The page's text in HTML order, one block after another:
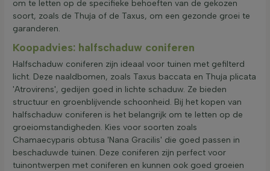
om te letten op de specifieke behoeften van de gekozen
soort, zoals de Thuja of de Taxus, om een gezonde groei te
garanderen.
Koopadvies: halfschaduw coniferen
Halfschaduw coniferen zijn ideaal voor tuinen met gefilterd
licht. Deze naaldbomen, zoals Taxus baccata en Thuja plicata
'Atrovirens', gedijen goed in lichte schaduw. Ze bieden
structuur en groenblijvende schoonheid. Bij het kopen van
halfschaduw coniferen is het belangrijk om te letten op de
groeiomstandigheden. Kies voor soorten zoals
Chamaecyparis obtusa 'Nana Gracilis' die goed passen in
beschaduwde tuinen. Deze coniferen zijn perfect voor
tuinontwerpen met coniferen en kunnen ook goed groeien